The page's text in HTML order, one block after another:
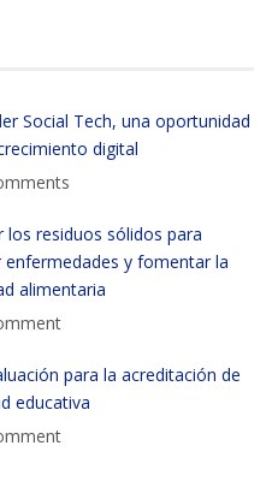
Social Tech, una oportunidad
digital
los residuos sólidos para
enfermedades y fomentar la
alimentaria
para la acreditación de
educativa